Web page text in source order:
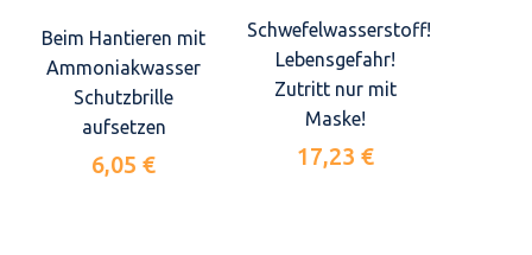
Beim Hantieren mit
Ammoniakwasser
Schutzbrille
aufsetzen
6,05 €
Schwefelwasserstoff!
Lebensgefahr!
Zutritt nur mit
Maske!
17,23 €